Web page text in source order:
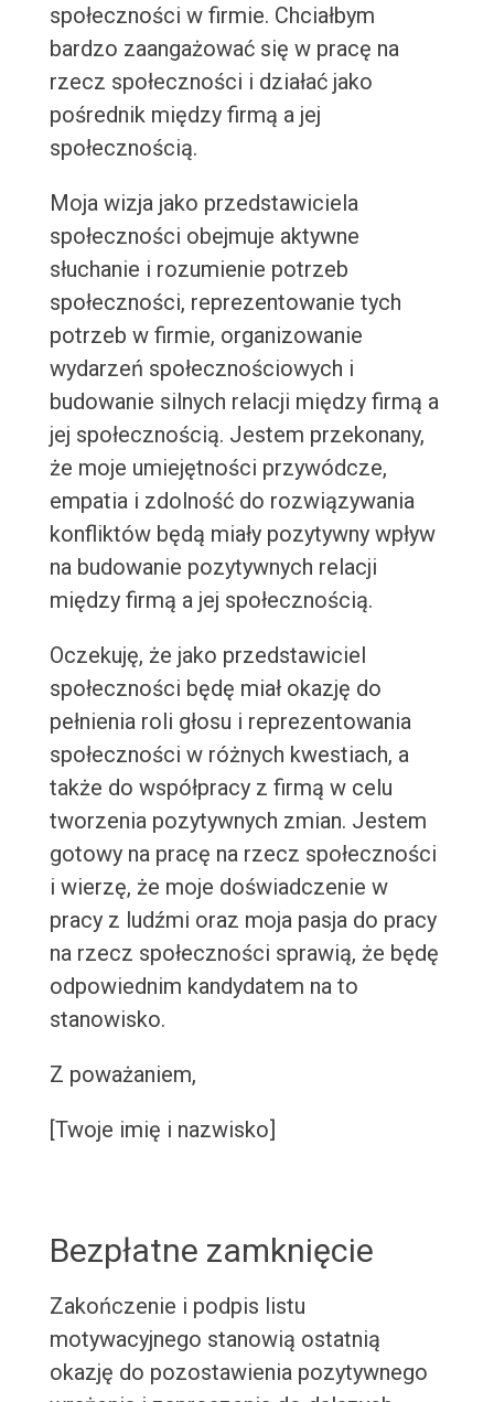
społeczności w firmie. Chciałbym
bardzo zaangażować się w pracę na
rzecz społeczności i działać jako
pośrednik między firmą a jej
społecznością.
Moja wizja jako przedstawiciela
społeczności obejmuje aktywne
słuchanie i rozumienie potrzeb
społeczności, reprezentowanie tych
potrzeb w firmie, organizowanie
wydarzeń społecznościowych i
budowanie silnych relacji między firmą a
jej społecznością. Jestem przekonany,
że moje umiejętności przywódcze,
empatia i zdolność do rozwiązywania
konfliktów będą miały pozytywny wpływ
na budowanie pozytywnych relacji
między firmą a jej społecznością.
Oczekuję, że jako przedstawiciel
społeczności będę miał okazję do
pełnienia roli głosu i reprezentowania
społeczności w różnych kwestiach, a
także do współpracy z firmą w celu
tworzenia pozytywnych zmian. Jestem
gotowy na pracę na rzecz społeczności
i wierzę, że moje doświadczenie w
pracy z ludźmi oraz moja pasja do pracy
na rzecz społeczności sprawią, że będę
odpowiednim kandydatem na to
stanowisko.
Z poważaniem,
[Twoje imię i nazwisko]
Bezpłatne zamknięcie
Zakończenie i podpis listu
motywacyjnego stanowią ostatnią
okazję do pozostawienia pozytywnego